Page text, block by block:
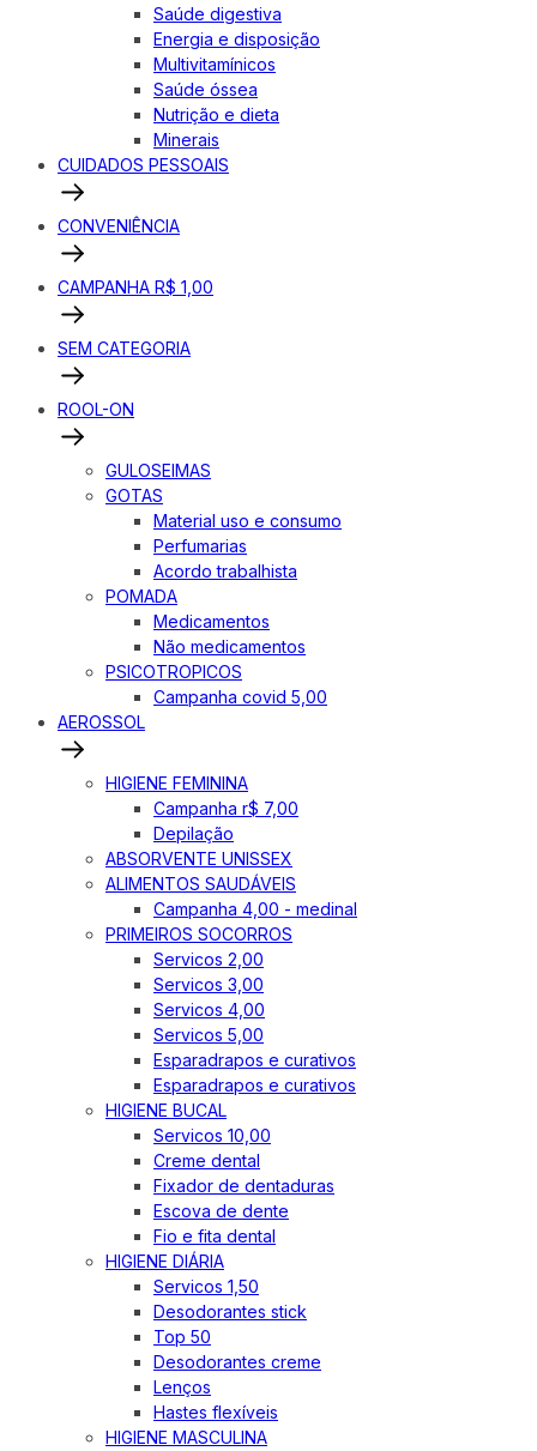
Saúde digestiva
Energia e disposição
Multivitamínicos
Saúde óssea
Nutrição e dieta
Minerais
CUIDADOS PESSOAIS
CONVENIÊNCIA
CAMPANHA R$ 1,00
SEM CATEGORIA
ROOL-ON
GULOSEIMAS
GOTAS
Material uso e consumo
Perfumarias
Acordo trabalhista
POMADA
Medicamentos
Não medicamentos
PSICOTROPICOS
Campanha covid 5,00
AEROSSOL
HIGIENE FEMININA
Campanha r$ 7,00
Depilação
ABSORVENTE UNISSEX
ALIMENTOS SAUDÁVEIS
Campanha 4,00 - medinal
PRIMEIROS SOCORROS
Servicos 2,00
Servicos 3,00
Servicos 4,00
Servicos 5,00
Esparadrapos e curativos
Esparadrapos e curativos
HIGIENE BUCAL
Servicos 10,00
Creme dental
Fixador de dentaduras
Escova de dente
Fio e fita dental
HIGIENE DIÁRIA
Servicos 1,50
Desodorantes stick
Top 50
Desodorantes creme
Lenços
Hastes flexíveis
HIGIENE MASCULINA